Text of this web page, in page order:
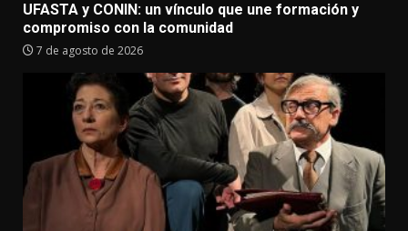
UFASTA y CONIN: un vínculo que une formación y
compromiso con la comunidad
7 de agosto de 2026